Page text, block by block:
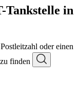
Tankstelle in
oder einen
finden